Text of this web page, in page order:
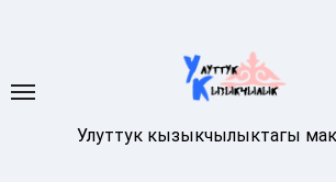
Улуттук кызыкчылыктагы